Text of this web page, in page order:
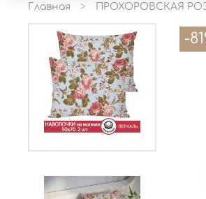
Главная ПРОХОРОВСКАЯ
-